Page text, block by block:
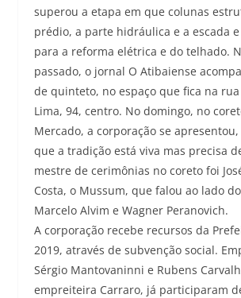
superou a etapa em que colunas
prédio, a parte hidráulica e a escada
para a reforma elétrica e do telhado.
passado, o jornal O Atibaiense
de quinteto, no espaço que fica na
Lima, 94, centro. No domingo, no
Mercado, a corporação se
que a tradição está viva mas precisa
mestre de cerimônias no coreto foi
Costa, o Mussum, que falou ao lado
Marcelo Alvim e Wagner Peranovich.
A corporação recebe recursos da
2019, através de subvenção social.
Sérgio Mantovaninni e Rubens
empreiteira Carraro, já participaram